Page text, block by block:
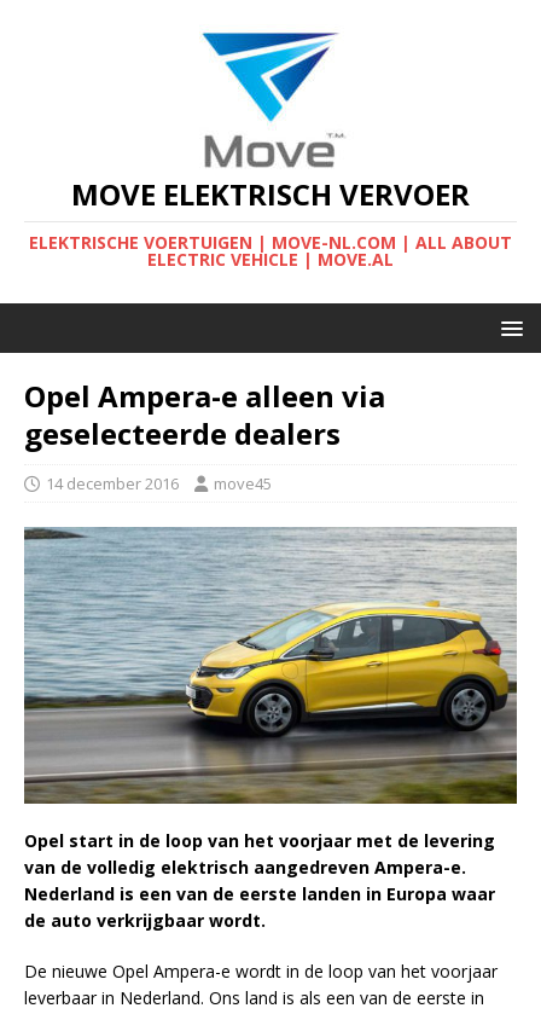
MOVE ELEKTRISCH VERVOER
ELEKTRISCHE VOERTUIGEN | MOVE-NL.COM | ALL ABOUT
ELECTRIC VEHICLE | MOVE.AL
Opel Ampera-e alleen via
geselecteerde dealers
14 december 2016 move45
Opel start in de loop van het voorjaar met de levering
van de volledig elektrisch aangedreven Ampera-e.
Nederland is een van de eerste landen in Europa waar
de auto verkrijgbaar wordt.
De nieuwe Opel Ampera-e wordt in de loop van het voorjaar
leverbaar in Nederland. Ons land is als een van de eerste in